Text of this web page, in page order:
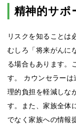
精神的サポ
リスクを知ることは
むしろ「将来がんに
る場合もあります。
す。 カウンセラー
理的負担を軽減しな
す。また、家族全体
でなく家族への情報